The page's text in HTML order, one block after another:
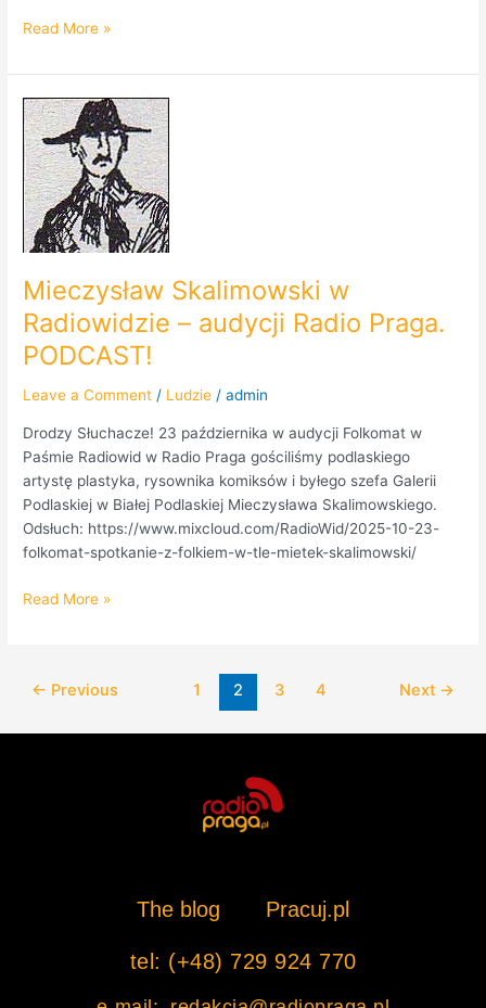
Read More »
Mieczysław Skalimowski w
Radiowidzie – audycji Radio Praga.
PODCAST!
Leave a Comment / Ludzie /admin
Drodzy Słuchacze! 23 października w audycji Folkomat w
Paśmie Radiowid w Radio Praga gościliśmy podlaskiego
artystę plastyka, rysownika komiksów i byłego szefa Galerii
Podlaskiej w Białej Podlaskiej Mieczysława Skalimowskiego.
Odsłuch: https://www.mixcloud.com/RadioWid/2025-10-23-
folkomat-spotkanie-z-folkiem-w-tle-mietek-skalimowski/
Mieczysław
Skalimowski
w
Radiowidzie
–
audycji
Radio
PODCAST!
Read More »
← Previous 1 2 3 4 Next →
The blog Pracuj.pl
tel: (+48) 729 924 770